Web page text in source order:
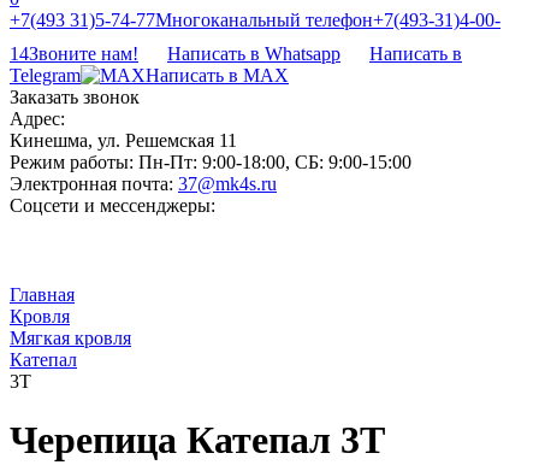
‎‎+7(493 31)5-74-77Многоканальный телефон‎‎+7(493-31)4-00-
14Звоните нам! Написать в Whatsapp
Написать в
Telegram
Написать в MAX
Заказать звонок
Адрес:
Кинешма, ул. Решемская 11
Режим работы: Пн-Пт: 9:00-18:00, СБ: 9:00-15:00
Электронная почта: 37@mk4s.ru
Соцсети и мессенджеры:
Главная
Кровля
Мягкая кровля
Катепал
3Т
Черепица Катепал 3Т